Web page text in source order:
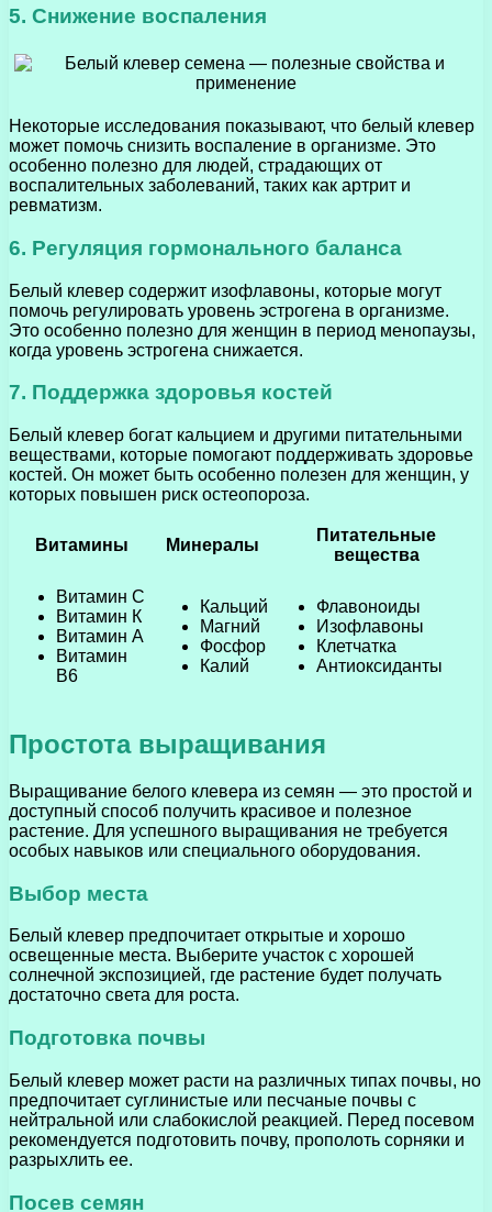
5. Снижение воспаления
Некоторые исследования показывают, что белый клевер
может помочь снизить воспаление в организме. Это
особенно полезно для людей, страдающих от
воспалительных заболеваний, таких как артрит и
ревматизм.
6. Регуляция гормонального баланса
Белый клевер содержит изофлавоны, которые могут
помочь регулировать уровень эстрогена в организме.
Это особенно полезно для женщин в период менопаузы,
когда уровень эстрогена снижается.
7. Поддержка здоровья костей
Белый клевер богат кальцием и другими питательными
веществами, которые помогают поддерживать здоровье
костей. Он может быть особенно полезен для женщин, у
которых повышен риск остеопороза.
Витамины Минералы
Питательные
вещества
Витамин C
Витамин К
Витамин А
Витамин
В6
Кальций
Магний
Фосфор
Калий
Флавоноиды
Изофлавоны
Клетчатка
Антиоксиданты
Простота выращивания
Выращивание белого клевера из семян — это простой и
доступный способ получить красивое и полезное
растение. Для успешного выращивания не требуется
особых навыков или специального оборудования.
Выбор места
Белый клевер предпочитает открытые и хорошо
освещенные места. Выберите участок с хорошей
солнечной экспозицией, где растение будет получать
достаточно света для роста.
Подготовка почвы
Белый клевер может расти на различных типах почвы, но
предпочитает суглинистые или песчаные почвы с
нейтральной или слабокислой реакцией. Перед посевом
рекомендуется подготовить почву, прополоть сорняки и
разрыхлить ее.
Посев семян